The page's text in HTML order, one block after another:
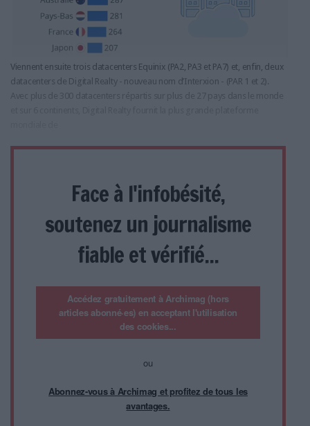
Viennent ensuite trois datacenters Equinix (PA2, PA3 et PA7) et, enfin, deux
datacenters de Digital Realty - nouveau nom d’Interxion - (PAR 1 et 2).
Avec plus de 300 datacenters répartis sur plus de 27 pays dans le monde
Face à l'infobésité,
soutenez un journalisme
fiable et vérifié...
Accédez gratuitement à Archimag (hors
articles abonné·es) en acceptant l'utilisation
des cookies...
ou
Abonnez-vous à Archimag et profitez de tous les
avantages.